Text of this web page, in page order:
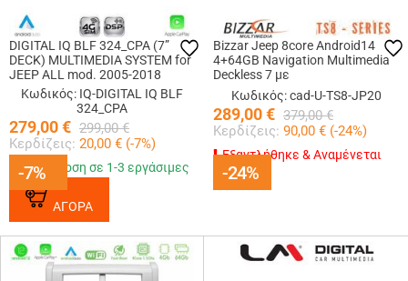
-7%
DIGITAL IQ BLF 324_CPA (7”
DECK) MULTIMEDIA SYSTEM for
JEEP ALL mod. 2005-2018
Κωδικός: IQ-DIGITAL IQ BLF
324_CPA
279,00€ 299,00 €
Κερδίζεις: 20,00 € (-7%)
-7%
Παράδοση σε 1-3 εργάσιμες
ΑΓΟΡΑ
-24%
Bizzar Jeep 8core Android14
4+64GB Navigation Multimedia
Deckless 7 με
Carplay/AndroidAuto (OEM
Style)
Κωδικός: cad-U-TS8-JP20
289,00€ 379,00 €
Κερδίζεις: 90,00 € (-24%)
-24%
Εξαντλήθηκε & Αναμένεται